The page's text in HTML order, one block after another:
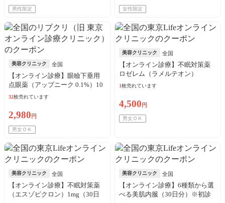
男性限定 女性限定
美容クリニック 全国
【オンライン診療】眼瞼下垂用
点眼薬（アップニーク 0.1%）10
本（10日分）※初診料・送料込
32枚売れています
2,980 円
男女ＯＫ
美容クリニック 全国
【オンライン診療】不眠対策薬
ロゼレム（ラメルテオン）
8mg（30日分）※初診料・送料込
1枚売れています
4,500 円
男女ＯＫ
美容クリニック 全国
【オンライン診療】不眠対策薬
（エスゾピクロン）1mg（30日
美容クリニック 全国
【オンライン診療】6種類から選
べる美肌内服（30日分）※初診